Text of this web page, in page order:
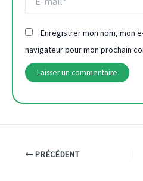
mail*
Enregistrer mon nom, mon
navigateur pour mon prochain
PRÉCÉDENT